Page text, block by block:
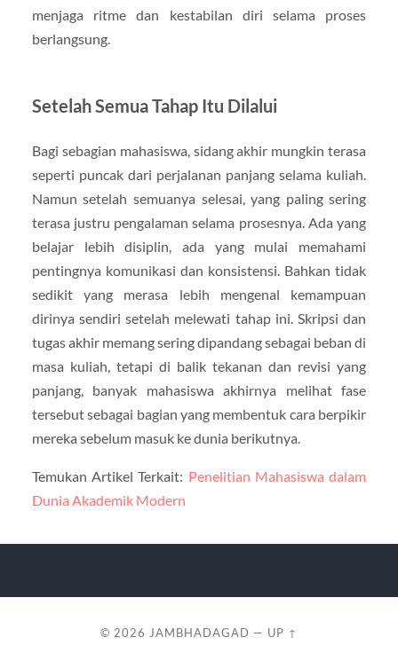
menjaga ritme dan kestabilan diri selama proses
berlangsung.
Setelah Semua Tahap Itu Dilalui
Bagi sebagian mahasiswa, sidang akhir mungkin terasa
seperti puncak dari perjalanan panjang selama kuliah.
Namun setelah semuanya selesai, yang paling sering
terasa justru pengalaman selama prosesnya. Ada yang
belajar lebih disiplin, ada yang mulai memahami
pentingnya komunikasi dan konsistensi. Bahkan tidak
sedikit yang merasa lebih mengenal kemampuan
dirinya sendiri setelah melewati tahap ini. Skripsi dan
tugas akhir memang sering dipandang sebagai beban di
masa kuliah, tetapi di balik tekanan dan revisi yang
panjang, banyak mahasiswa akhirnya melihat fase
tersebut sebagai bagian yang membentuk cara berpikir
mereka sebelum masuk ke dunia berikutnya.
Temukan Artikel Terkait: Penelitian Mahasiswa dalam
Dunia Akademik Modern
© 2026 JAMBHADAGAD — UP ↑